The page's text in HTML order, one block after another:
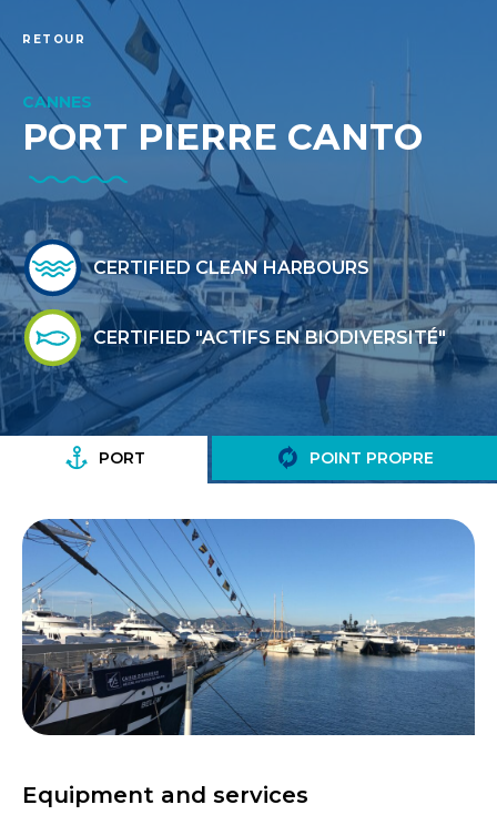
RETOUR
CANNES
PORT PIERRE CANTO
CERTIFIED CLEAN HARBOURS
CERTIFIED "ACTIFS EN BIODIVERSITÉ"
PORT POINT PROPRE
Equipment and services